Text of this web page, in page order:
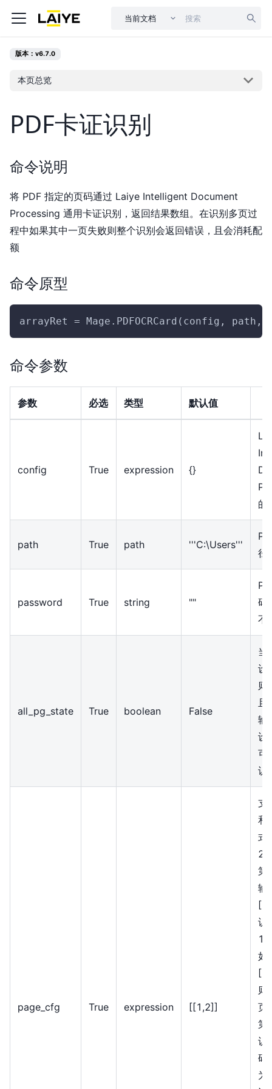
当前文档
版本：v6.7.0
本页总览
PDF卡证识别
命令说明
将 PDF 指定的页码通过 Laiye Intelligent Document
Processing 通用卡证识别，返回结果数组。在识别多页过
程中如果其中一页失败则整个识别会返回错误，且会消耗配
额
命令原型
arrayRet = Mage.PDFOCRCard(config,
命令参数
参数 必选 类型 默认值
config True expression {}
的
path True path '''C:\Users'''
径
password True string ""
码
不
all_pg_state True boolean False
当
设
则
且
输
设
可
识
page_cfg True expression [[1,2]]
支
和
式
2
第
输
识
如
则
页
第
识
码
为